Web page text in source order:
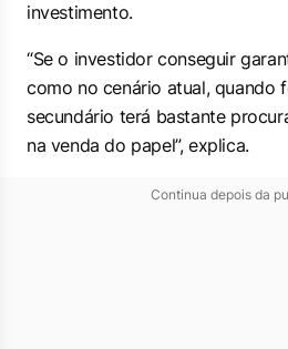
investimento.
“Se o investidor conseguir
como no cenário atual, quando
secundário terá bastante
na venda do papel”, explica.
Continua depois da